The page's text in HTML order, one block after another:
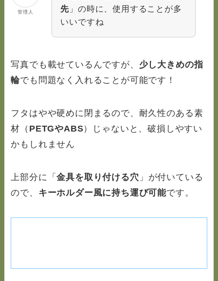
管理人
先 」の時に、使用することが多
いいですね
写真でも載せているんですが、 少し大きめの指
輪でも問題なく入れることが可能です！
フタはやや硬めに閉まるので、耐久性のある素
材（ PETGやABS）じゃないと、破損しやすい
かもしれません
上部分に「金具を取り付ける穴 」が付いている
ので、 キーホルダー風に持ち運び可能です。